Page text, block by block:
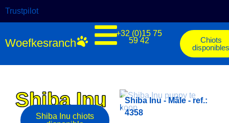
Trustpilot
Woefkesranch
+32 (0)15 75
59 42
Chiots
Shiba Inu
Shiba Inu chiots
Shiba Inu - Mâle - ref.:
4354
Shiba Inu - Mâle - ref.:
4358